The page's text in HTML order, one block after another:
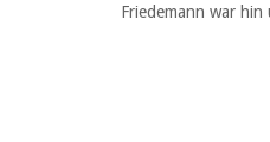
Friedemann war